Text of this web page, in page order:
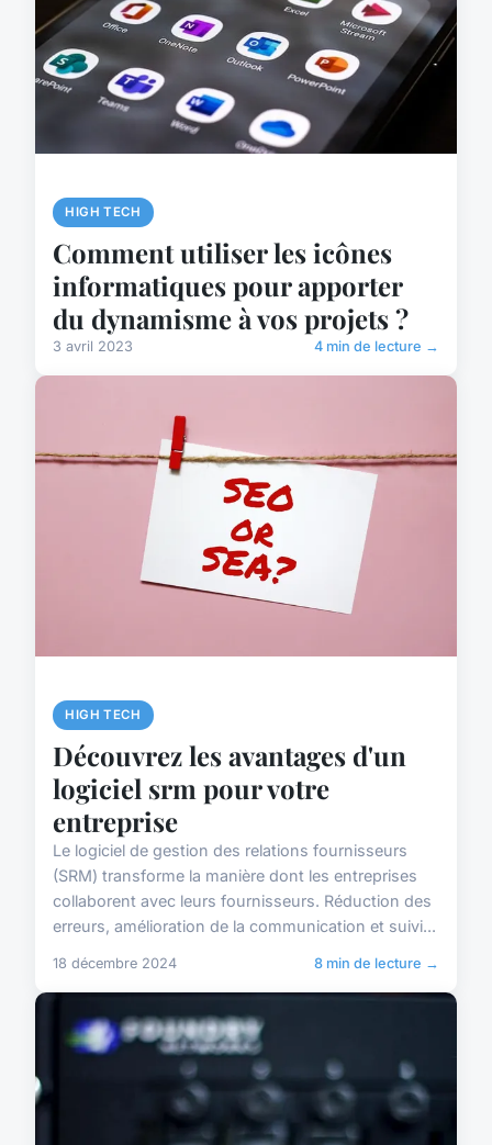
HIGH TECH
Comment utiliser les icônes
informatiques pour apporter
du dynamisme à vos projets ?
3 avril 2023 4 min de lecture →
HIGH TECH
Découvrez les avantages d'un
logiciel srm pour votre
entreprise
Le logiciel de gestion des relations fournisseurs
(SRM) transforme la manière dont les entreprises
collaborent avec leurs fournisseurs. Réduction des
erreurs, amélioration de la communication et suivi...
18 décembre 2024 8 min de lecture →